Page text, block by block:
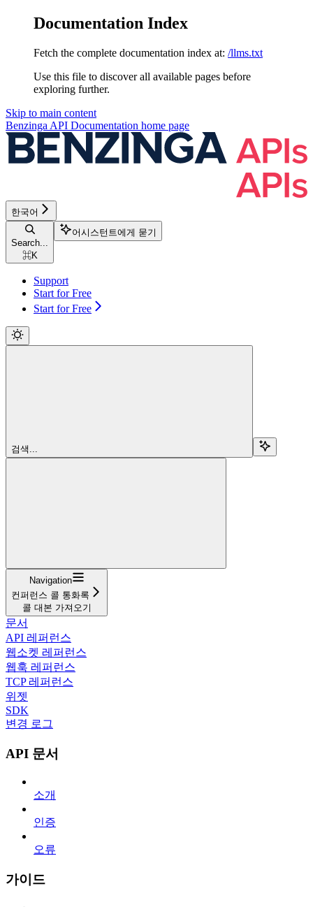
Documentation Index
Fetch the complete documentation index at: /llms.txt
Use this file to discover all available pages before
exploring further.
Skip to main content
Benzinga API Documentation home page
한국어
Search...
⌘K
어시스턴트에게 묻기
Support
Start for Free
Start for Free
검색...
Navigation
컨퍼런스 콜 통화록
콜 대본 가져오기
문서
API 레퍼런스
웹소켓 레퍼런스
웹훅 레퍼런스
TCP 레퍼런스
위젯
SDK
변경 로그
API 문서
소개
인증
오류
가이드